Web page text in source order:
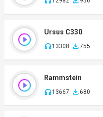
Ursus C330
13308 755
Rammstein
13667 680